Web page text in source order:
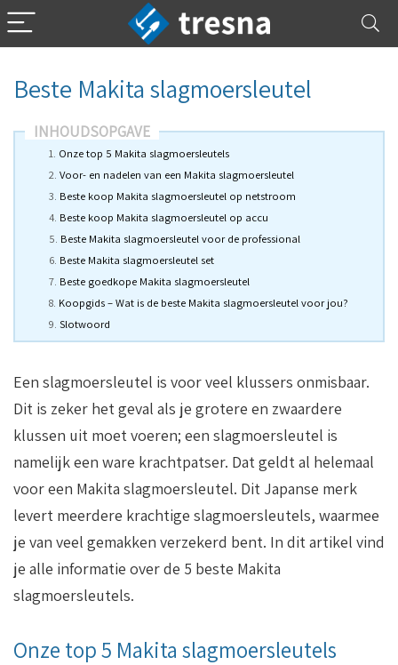
Beste Makita slagmoersleutel
INHOUDSOPGAVE
Onze top 5 Makita slagmoersleutels
Voor- en nadelen van een Makita slagmoersleutel
Beste koop Makita slagmoersleutel op netstroom
Beste koop Makita slagmoersleutel op accu
Beste Makita slagmoersleutel voor de professional
Beste Makita slagmoersleutel set
Beste goedkope Makita slagmoersleutel
Koopgids – Wat is de beste Makita slagmoersleutel voor jou?
Slotwoord
Een slagmoersleutel is voor veel klussers onmisbaar.
Dit is zeker het geval als je grotere en zwaardere
klussen uit moet voeren; een slagmoersleutel is
namelijk een ware krachtpatser. Dat geldt al helemaal
voor een Makita slagmoersleutel. Dit Japanse merk
levert meerdere krachtige slagmoersleutels, waarmee
je van veel gemakken verzekerd bent. In dit artikel vind
je alle informatie over de 5 beste Makita
slagmoersleutels.
Onze top 5 Makita slagmoersleutels